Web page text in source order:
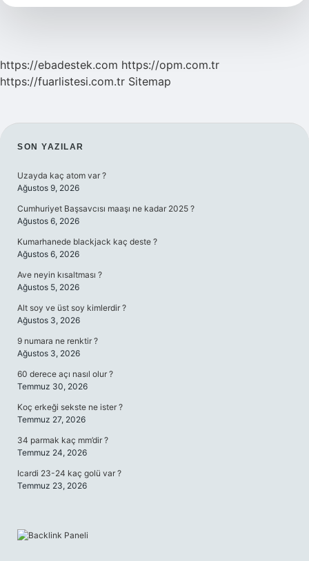
Yapılır
https://ebadestek.com https://opm.com.tr
https://fuarlistesi.com.tr Sitemap
SIDEBAR
SON YAZILAR
Uzayda kaç atom var ?
Ağustos 9, 2026
Cumhuriyet Başsavcısı maaşı ne kadar 2025 ?
Ağustos 6, 2026
Kumarhanede blackjack kaç deste ?
Ağustos 6, 2026
Ave neyin kısaltması ?
Ağustos 5, 2026
Alt soy ve üst soy kimlerdir ?
Ağustos 3, 2026
9 numara ne renktir ?
Ağustos 3, 2026
60 derece açı nasıl olur ?
Temmuz 30, 2026
Koç erkeği sekste ne ister ?
Temmuz 27, 2026
34 parmak kaç mm’dir ?
Temmuz 24, 2026
Icardi 23-24 kaç golü var ?
Temmuz 23, 2026